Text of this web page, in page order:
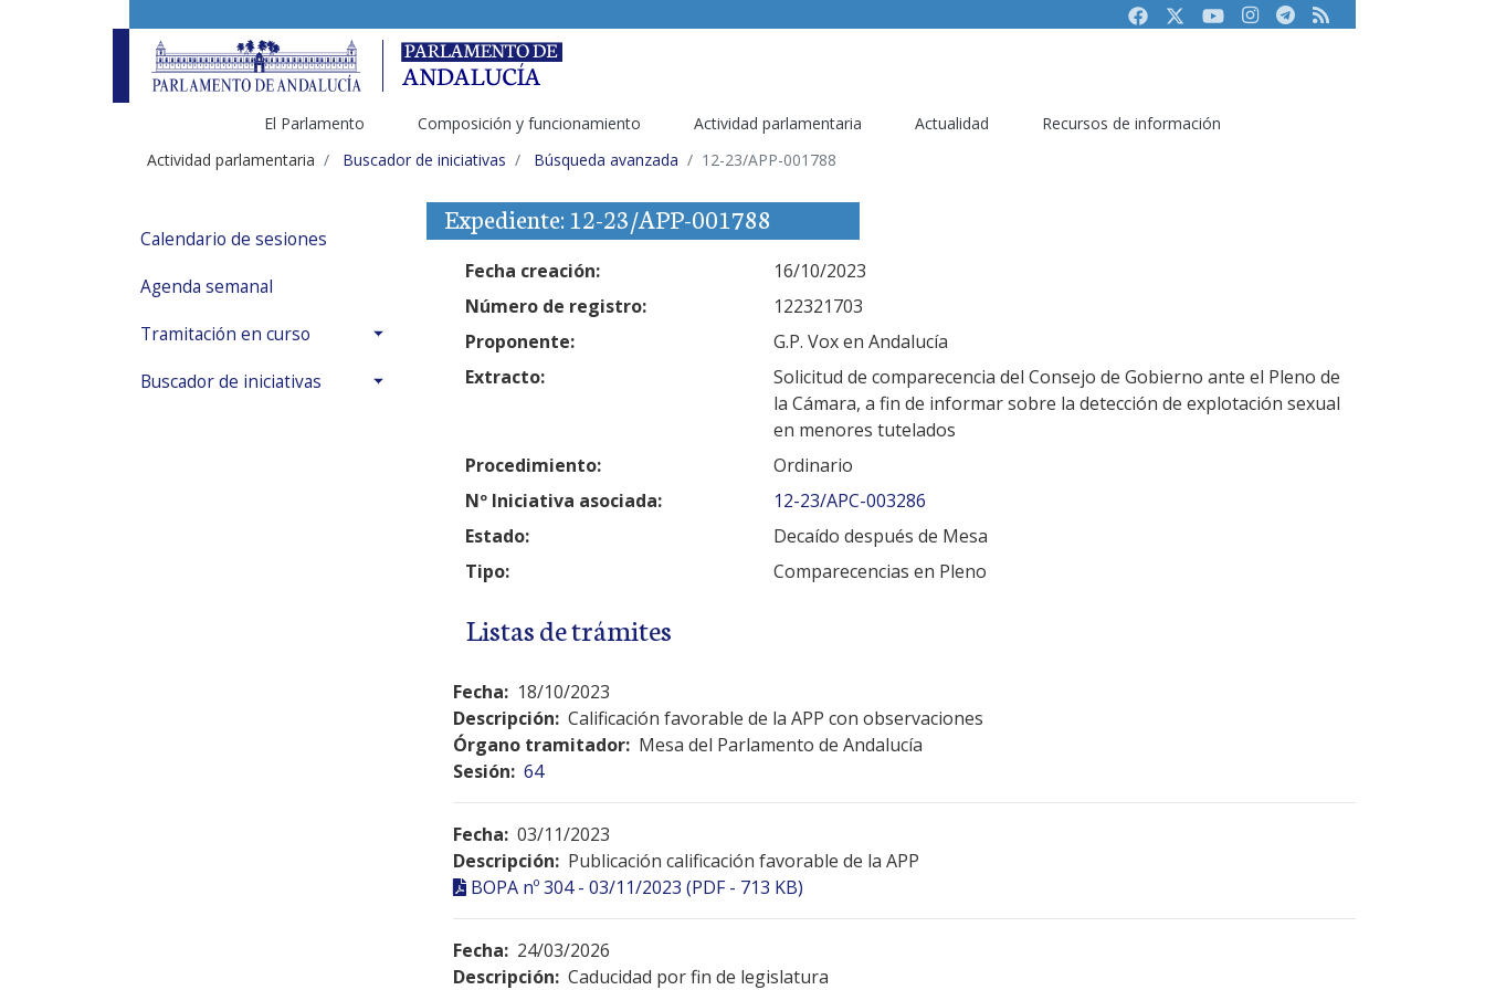
FacebookTwitterYoutubeInstagram
Telegram
RSS
El Parlamento Composición y funcionamiento Actividad parlamentaria Actualidad
Recursos de información
Actividad parlamentaria
Buscador de iniciativas Búsqueda avanzada 12-23/APP-001788
Calendario de sesiones
Agenda semanal
Tramitación en curso
Buscador de iniciativas
Expediente: 12-23/APP-001788
Fecha creación:
16/10/2023
Número de registro:
122321703
Proponente:
G.P. Vox en Andalucía
Extracto:
Solicitud de comparecencia del Consejo de Gobierno ante el Pleno de
la Cámara, a fin de informar sobre la detección de explotación sexual
en menores tutelados
Procedimiento:
Ordinario
Nº Iniciativa asociada:
12-23/APC-003286
Estado:
Decaído después de Mesa
Tipo:
Comparecencias en Pleno
Listas de trámites
Fecha: 18/10/2023
Descripción: Calificación favorable de la APP con observaciones
Órgano tramitador: Mesa del Parlamento de Andalucía
Sesión: 64
Fecha: 03/11/2023
Descripción: Publicación calificación favorable de la APP
BOPA nº 304 - 03/11/2023 (PDF - 713 KB)
Fecha: 24/03/2026
Descripción: Caducidad por fin de legislatura